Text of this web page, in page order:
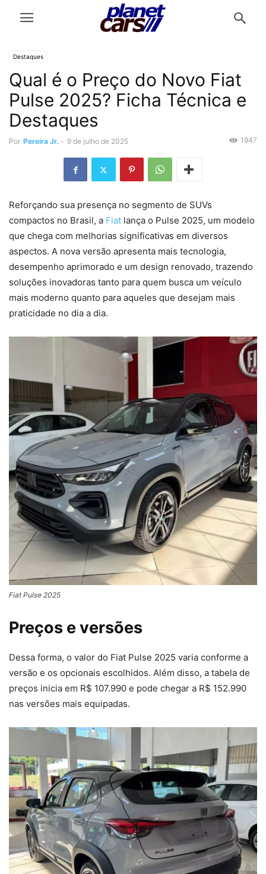
Destaques
Qual é o Preço do Novo Fiat
Pulse 2025? Ficha Técnica e
Destaques
Por Pereira Jr. - 9 de julho de 2025 1947
Reforçando sua presença no segmento de SUVs
compactos no Brasil, a Fiat lança o Pulse 2025, um modelo
que chega com melhorias significativas em diversos
aspectos. A nova versão apresenta mais tecnologia,
desempenho aprimorado e um design renovado, trazendo
soluções inovadoras tanto para quem busca um veículo
mais moderno quanto para aqueles que desejam mais
praticidade no dia a dia.
Fiat Pulse 2025
Preços e versões
Dessa forma, o valor do Fiat Pulse 2025 varia conforme a
versão e os opcionais escolhidos. Além disso, a tabela de
preços inicia em R$ 107.990 e pode chegar a R$ 152.990
nas versões mais equipadas.